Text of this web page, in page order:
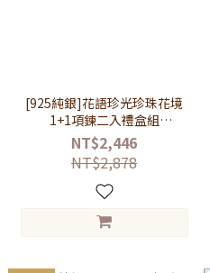
[925純銀]花語珍光珍珠花境
1+1項鍊二入禮盒組
【MMS996-SL983】-珍珠項鍊
+玫瑰金項鍊
NT$2,446
NT$2,878